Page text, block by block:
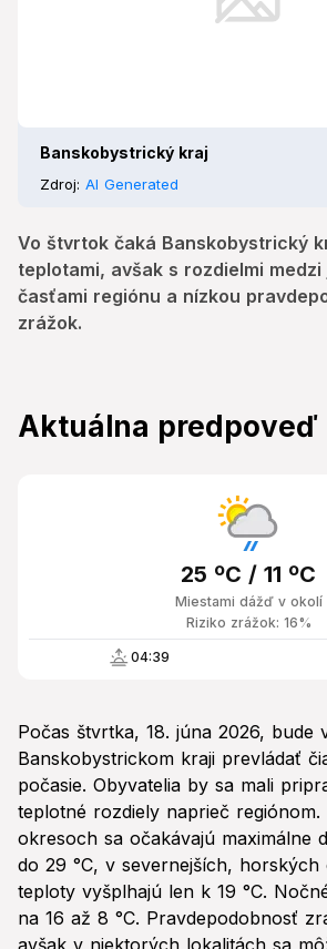
Banskobystrický kraj
Zdroj: AI Generated
Vo štvrtok čaká Banskobystrický
teplotami, avšak s rozdielmi medzi
časťami regiónu a nízkou
zrážok.
Aktuálna
Miestami dážď v okolí
25 ºC / 11 ºC
Riziko zrážok: 16%
04:39
Počas štvrtka, 18. júna 2026, bude
Banskobystrickom kraji prevládať
počasie. Obyvatelia by sa mali
teplotné rozdiely naprieč
okresoch sa očakávajú maximálne
do 29 °C, v severnejších, horských
teploty vyšplhajú len k 19 °C.
na 16 až 8 °C. Pravdepodobnosť